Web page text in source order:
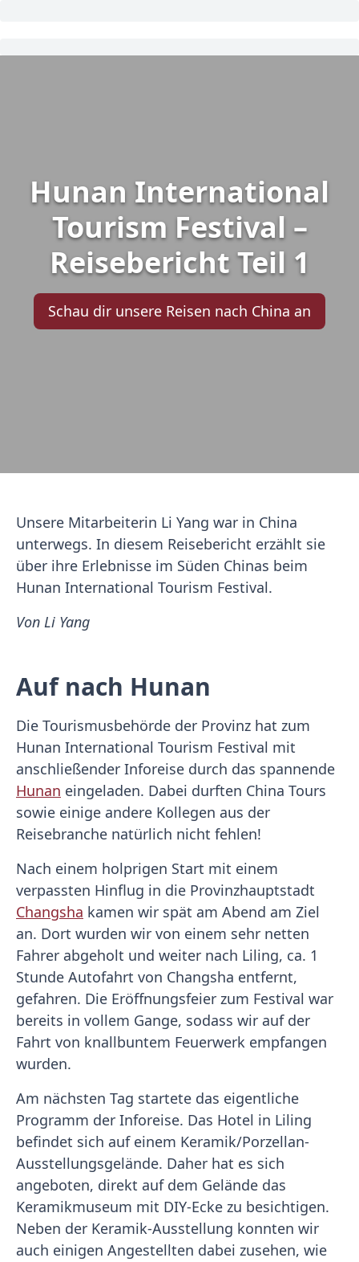
Hunan International
Tourism Festival –
Reisebericht Teil 1
Schau dir unsere Reisen nach China an
Unsere Mitarbeiterin Li Yang war in China
unterwegs. In diesem Reisebericht erzählt sie
über ihre Erlebnisse im Süden Chinas beim
Hunan International Tourism Festival.
Von Li Yang
Auf nach Hunan
Die Tourismusbehörde der Provinz hat zum
Hunan International Tourism Festival mit
anschließender Inforeise durch das spannende
Hunan eingeladen. Dabei durften China Tours
sowie einige andere Kollegen aus der
Reisebranche natürlich nicht fehlen!
Nach einem holprigen Start mit einem
verpassten Hinflug in die Provinzhauptstadt
Changsha kamen wir spät am Abend am Ziel
an. Dort wurden wir von einem sehr netten
Fahrer abgeholt und weiter nach Liling, ca. 1
Stunde Autofahrt von Changsha entfernt,
gefahren. Die Eröffnungsfeier zum Festival war
bereits in vollem Gange, sodass wir auf der
Fahrt von knallbuntem Feuerwerk empfangen
wurden.
Am nächsten Tag startete das eigentliche
Programm der Inforeise. Das Hotel in Liling
befindet sich auf einem Keramik/Porzellan-
Ausstellungsgelände. Daher hat es sich
angeboten, direkt auf dem Gelände das
Keramikmuseum mit DIY-Ecke zu besichtigen.
Neben der Keramik-Ausstellung konnten wir
auch einigen Angestellten dabei zusehen, wie